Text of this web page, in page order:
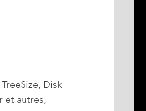
Disk
et autres,